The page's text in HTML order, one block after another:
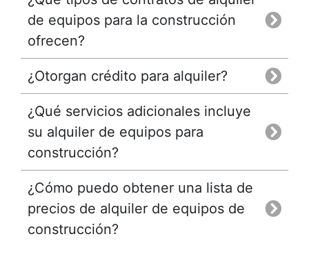
de equipos para la construcción
ofrecen?
¿Otorgan crédito para alquiler?
¿Qué servicios adicionales incluye
su alquiler de equipos para
construcción?
¿Cómo puedo obtener una lista de
precios de alquiler de equipos de
construcción?